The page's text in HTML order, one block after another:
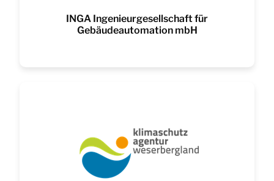
INGA Ingenieurgesellschaft für
Gebäudeautomation mbH